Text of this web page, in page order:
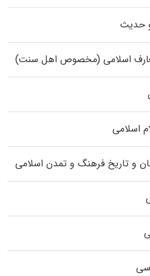
حدیث
اسلامی (مخصوص اهل سنت)
اسلامی
و تاریخ فرهنگ و تمدن اسلامی